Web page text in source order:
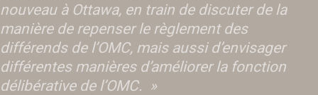
nouveau à Ottawa, en train de discuter de la
manière de repenser le règlement des
différends de l’OMC, mais aussi d’envisager
différentes manières d’améliorer la fonction
délibérative de l’OMC. »